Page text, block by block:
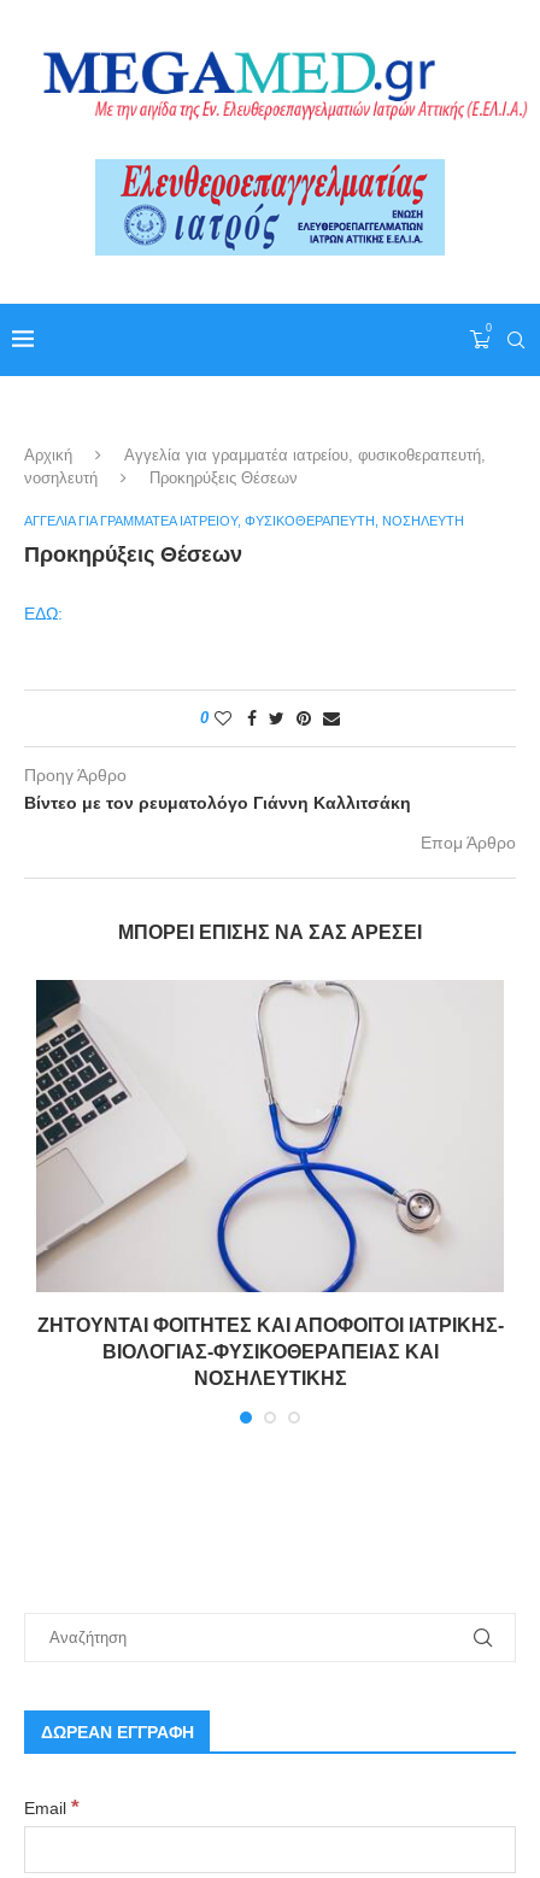
0
Αρχική
Αγγελία για γραμματέα ιατρείου, φυσικοθεραπευτή,
νοσηλευτή
Προκηρύξεις Θέσεων
ΑΓΓΕΛΊΑ ΓΙΑ ΓΡΑΜΜΑΤΈΑ ΙΑΤΡΕΊΟΥ, ΦΥΣΙΚΟΘΕΡΑΠΕΥΤΉ, ΝΟΣΗΛΕΥΤΉ
Προκηρύξεις Θέσεων
ΕΔΩ:
0
Προηγ Άρθρο
Bίντεο με τον ρευματολόγο Γιάννη Καλλιτσάκη
Επομ Άρθρο
ΜΠΟΡΕΊ ΕΠΊΣΗΣ ΝΑ ΣΑΣ ΑΡΈΣΕΙ
ΖΗΤΟΥΝΤΑΙ ΦΟΙΤΗΤΕΣ ΚΑΙ ΑΠΟΦΟΙΤΟΙ ΙΑΤΡΙΚΗΣ-
ΒΙΟΛΟΓΙΑΣ-ΦΥΣΙΚΟΘΕΡΑΠΕΙΑΣ ΚΑΙ
ΝΟΣΗΛΕΥΤΙΚΗΣ
ΔΩΡΕΑΝ ΕΓΓΡΑΦΗ
Email *